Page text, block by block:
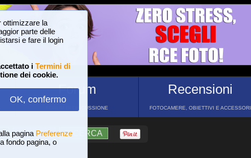
ottimizzare la
parte delle
e fare il login
i Termini di
dei cookie.
OK, confermo
pagina Preferenze
fondo pagina, o
Forum
FORUM DI DISCUSSIONE
Recensioni
FOTOCAMERE, OBIETTIVI E ACCESSORI
?AIUTO RICERCA